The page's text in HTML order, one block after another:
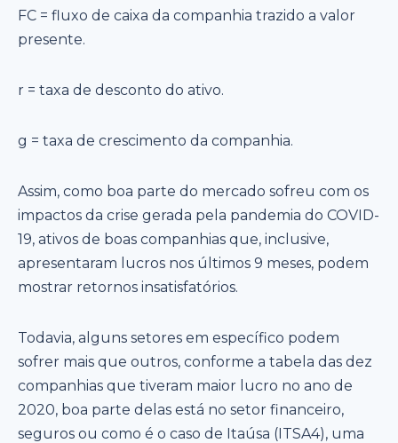
FC = fluxo de caixa da companhia trazido a valor
presente.
r = taxa de desconto do ativo.
g = taxa de crescimento da companhia.
Assim, como boa parte do mercado sofreu com os
impactos da crise gerada pela pandemia do COVID-
19, ativos de boas companhias que, inclusive,
apresentaram lucros nos últimos 9 meses, podem
mostrar retornos insatisfatórios.
Todavia, alguns setores em específico podem
sofrer mais que outros, conforme a tabela das dez
companhias que tiveram maior lucro no ano de
2020, boa parte delas está no setor financeiro,
seguros ou como é o caso de Itaúsa (ITSA4), uma